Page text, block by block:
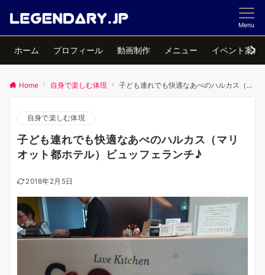
Menu
ホーム プロフィール 動画制作 メニュー イベント案内
Home 自身で楽しむ体現 子ども連れでも快適なあべのハルカス（マリオット都ホテル）ビュッフェランチ♪
自身で楽しむ体現
子ども連れでも快適なあべのハルカス（マリ
オット都ホテル）ビュッフェランチ♪
2018年2月5日